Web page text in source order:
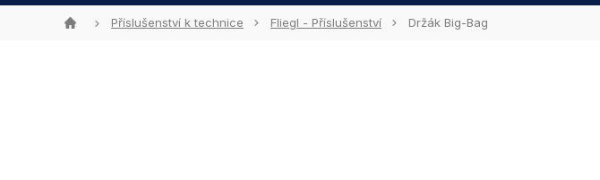
DomůPříslušenství k technice Fliegl - Příslušenství Držák Big-Bag